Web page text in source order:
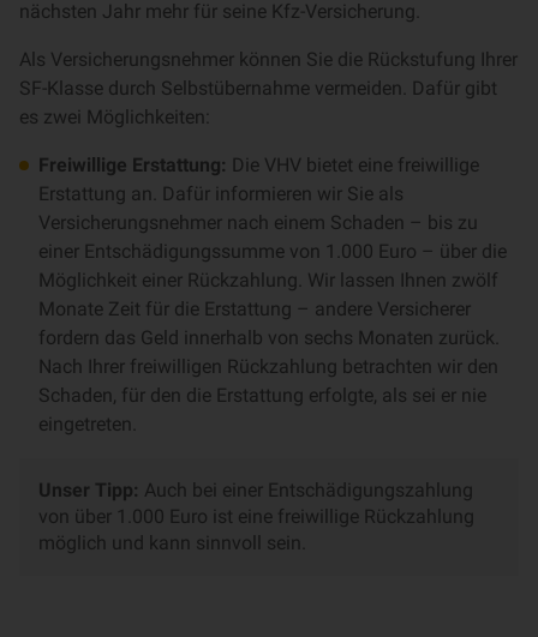
nächsten Jahr mehr für seine Kfz-Versicherung.
Als Versicherungsnehmer können Sie die Rückstufung Ihrer
SF-Klasse durch Selbstübernahme vermeiden. Dafür gibt
es zwei Möglichkeiten:
Freiwillige Erstattung: Die VHV bietet eine freiwillige
Erstattung an. Dafür informieren wir Sie als
Versicherungsnehmer nach einem Schaden – bis zu
einer Entschädigungssumme von 1.000 Euro – über die
Möglichkeit einer Rückzahlung. Wir lassen Ihnen zwölf
Monate Zeit für die Erstattung – andere Versicherer
fordern das Geld innerhalb von sechs Monaten zurück.
Nach Ihrer freiwilligen Rückzahlung betrachten wir den
Schaden, für den die Erstattung erfolgte, als sei er nie
eingetreten.
Unser Tipp: Auch bei einer Entschädigungszahlung
von über 1.000 Euro ist eine freiwillige Rückzahlung
möglich und kann sinnvoll sein.